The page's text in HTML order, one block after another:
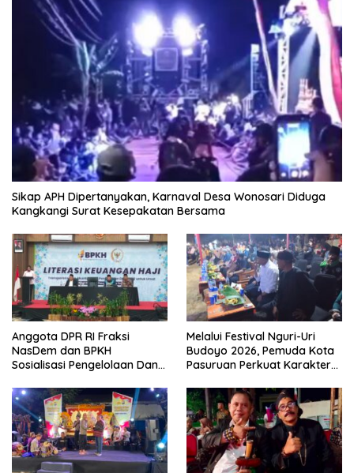
Sikap APH Dipertanyakan, Karnaval Desa Wonosari Diduga
Kangkangi Surat Kesepakatan Bersama
Anggota DPR RI Fraksi
NasDem dan BPKH
Sosialisasi Pengelolaan Dana
Melalui Festival Nguri-Uri
Budoyo 2026, Pemuda Kota
Pasuruan Perkuat Karakter
Narkoba